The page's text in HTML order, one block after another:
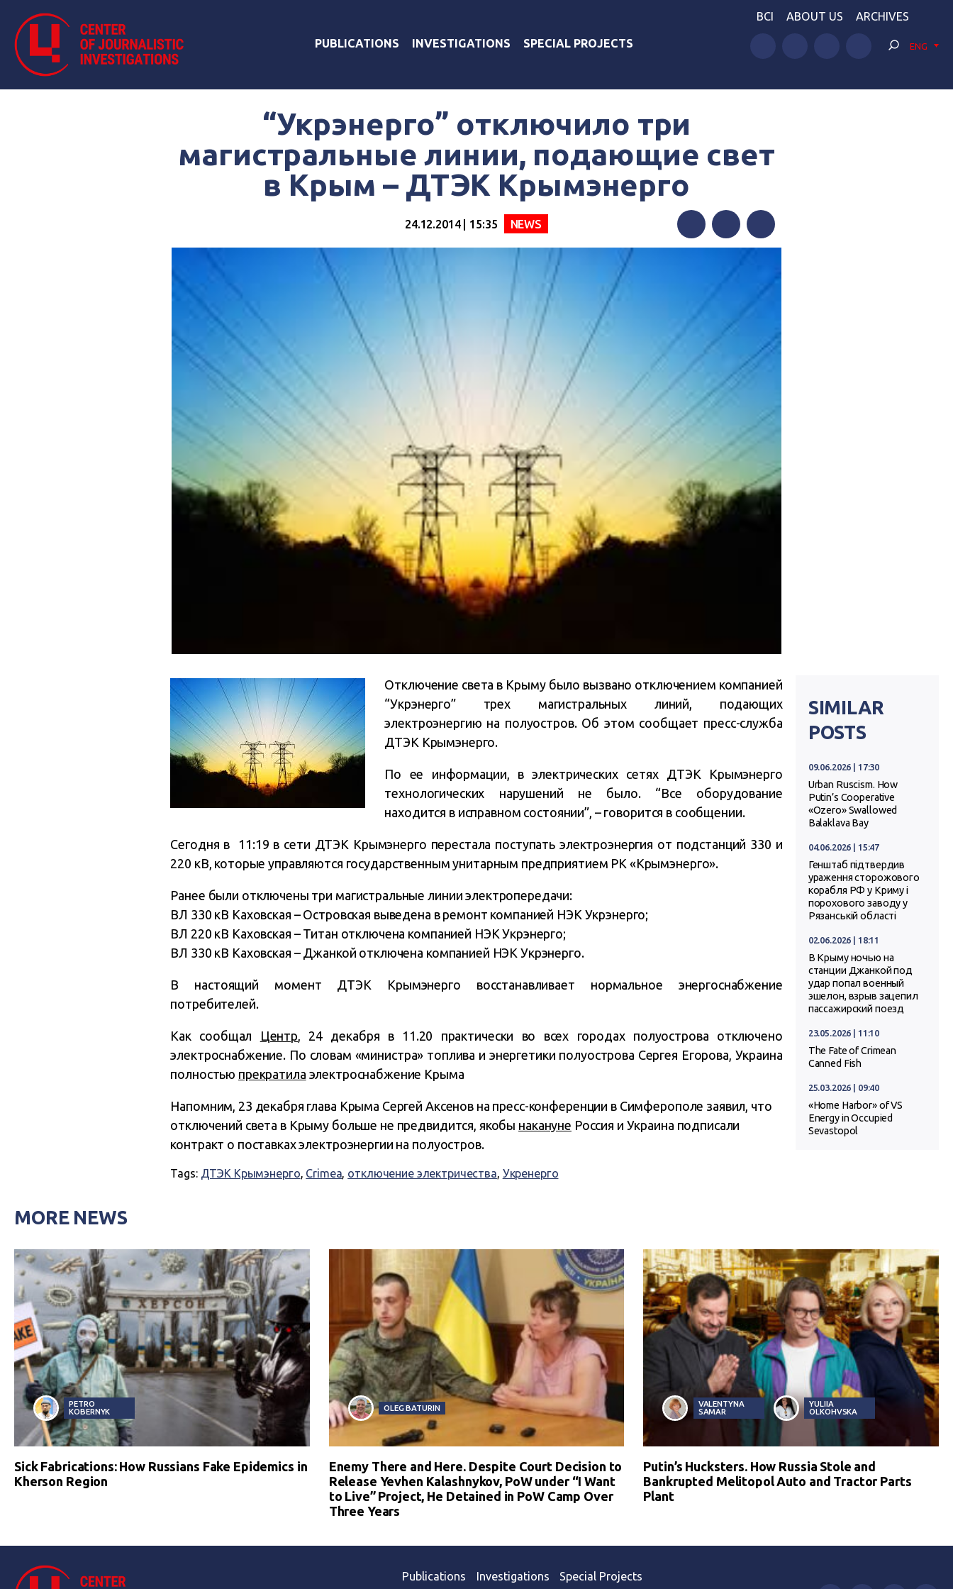
PUBLICATIONS INVESTIGATIONS SPECIAL PROJECTS
BCI ABOUT US ARCHIVES
ENG
“Укрэнерго” отключило три
магистральные линии, подающие свет
в Крым – ДТЭК Крымэнерго
24.12.2014 | 15:35 NEWS
Отключение света в Крыму было вызвано отключением компанией
“Укрэнерго” трех магистральных линий, подающих
электроэнергию на полуостров. Об этом сообщает пресс-служба
ДТЭК Крымэнерго.
По ее информации, в электрических сетях ДТЭК Крымэнерго
технологических нарушений не было. “Все оборудование
находится в исправном состоянии”, – говорится в сообщении.
Сегодня в 11:19 в сети ДТЭК Крымэнерго перестала поступать электроэнергия от подстанций 330 и
220 кВ, которые управляются государственным унитарным предприятием РК «Крымэнерго».
Ранее были отключены три магистральные линии электропередачи:
ВЛ 330 кВ Каховская – Островская выведена в ремонт компанией НЭК Укрэнерго;
ВЛ 220 кВ Каховская – Титан отключена компанией НЭК Укрэнерго;
ВЛ 330 кВ Каховская – Джанкой отключена компанией НЭК Укрэнерго.
В настоящий момент ДТЭК Крымэнерго восстанавливает нормальное энергоснабжение
потребителей.
Как сообщал Центр , 24 декабря в 11.20 практически во всех городах полуострова отключено
электроснабжение. По словам «министра» топлива и энергетики полуострова Сергея Егорова, Украина
полностью прекратила электроснабжение Крыма
Напомним, 23 декабря глава Крыма Сергей Аксенов на пресс-конференции в Симферополе заявил, что
отключений света в Крыму больше не предвидится, якобы накануне Россия и Украина подписали
контракт о поставках электроэнергии на полуостров.
Tags: ДТЭК Крымэнерго Crimea отключение электричества Укренерго
SIMILAR
POSTS
09.06.2026 | 17:30
Urban Ruscism. How
Putin’s Cooperative
«Ozero» Swallowed
Balaklava Bay
04.06.2026 | 15:47
Генштаб підтвердив
ураження сторожового
корабля РФ у Криму і
порохового заводу у
Рязанській області
02.06.2026 | 18:11
В Крыму ночью на
станции Джанкой под
удар попал военный
эшелон, взрыв зацепил
пассажирский поезд
23.05.2026 | 11:10
The Fate of Crimean
Canned Fish
25.03.2026 | 09:40
«Home Harbor» of VS
Energy in Occupied
Sevastopol
MORE NEWS
PETRO
KOBERNYK
Sick Fabrications: How Russians Fake Epidemics in
Kherson Region
OLEG BATURIN
Enemy There and Here. Despite Court Decision to
Release Yevhen Kalashnykov, PoW under “I Want
to Live” Project, He Detained in PoW Camp Over
Three Years
VALENTYNA
SAMAR
YULIIA
OLKOHVSKA
Putin’s Hucksters. How Russia Stole and
Bankrupted Melitopol Auto and Tractor Parts
Plant
Publications Investigations Special Projects